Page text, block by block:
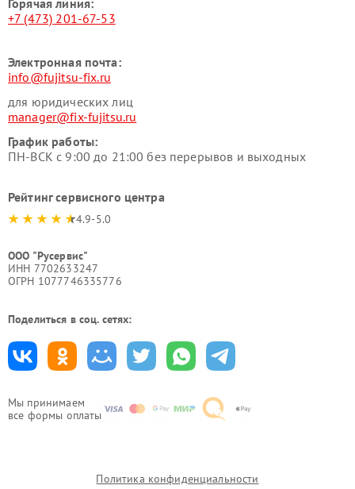
Мы принимаем
все формы оплаты
Горячая линия:
+7 (473) 201-67-53
Электронная почта:
info@fujitsu-fix.ru
для юридических лиц
manager@fix-fujitsu.ru
График работы:
ПН-ВСК с 9:00 до 21:00 без перерывов и выходных
Рейтинг сервисного центра
4.9-5.0
ООО "Русервис"
ИНН 7702633247
ОГРН 1077746335776
Поделиться в соц. сетях:
Политика конфиденциальности